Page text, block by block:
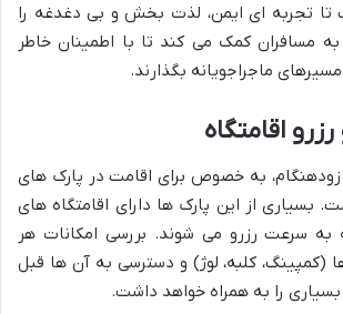
تا تجربه ای ایمن، لذت بخش و بی دغدغه را
به مسافران کمک می کند تا با اطمینان خاطر
ماجراجویانه بگذارند.
اقامتگاه
زودهنگام، به خصوص برای اقامت در پارک های
بسیاری از این پارک ها دارای اقامتگاه های
سرعت رزرو می شوند. بررسی امکانات هر
ها (کمپینگ، کلبه، لوژ) و دسترسی به آن ها قبل
را به همراه خواهد داشت.